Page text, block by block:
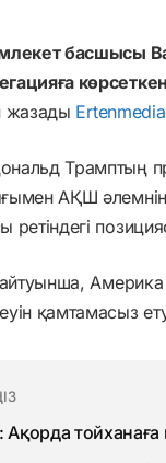
басшысы
жазады
Трамптың
АҚШ
қамтамасыз